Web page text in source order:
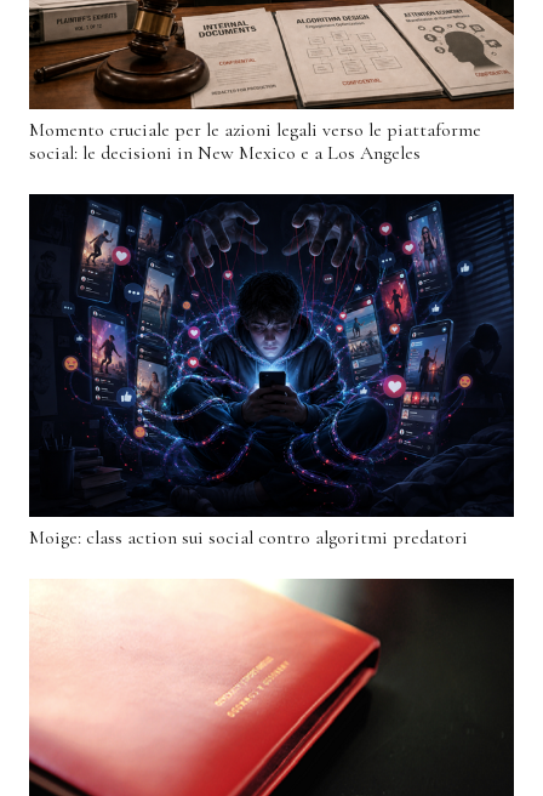
Momento cruciale per le azioni legali verso le piattaforme
social: le decisioni in New Mexico e a Los Angeles
Moige: class action sui social contro algoritmi predatori